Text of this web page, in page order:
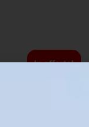
In offerta!